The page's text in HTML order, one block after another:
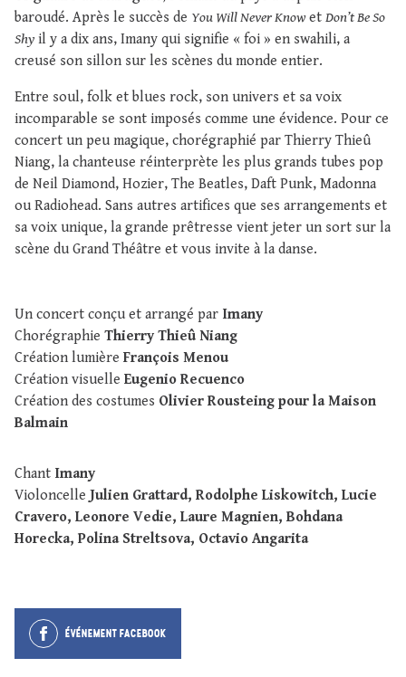
baroudé. Après le succès de You Will Never Knowet Don’t Be So
Shy il y a dix ans, Imany qui signifie « foi » en swahili, a
creusé son sillon sur les scènes du monde entier.
Entre soul, folk et blues rock, son univers et sa voix
incomparable se sont imposés comme une évidence. Pour ce
concert un peu magique, chorégraphié par Thierry Thieû
Niang, la chanteuse réinterprète les plus grands tubes pop
de Neil Diamond, Hozier, The Beatles, Daft Punk, Madonna
ou Radiohead. Sans autres artifices que ses arrangements et
sa voix unique, la grande prêtresse vient jeter un sort sur la
scène du Grand Théâtre et vous invite à la danse.
Un concert conçu et arrangé par Imany
Chorégraphie Thierry Thieû Niang
Création lumière François Menou
Création visuelle Eugenio Recuenco
Création des costumes Olivier Rousteing pour la Maison
Balmain
Chant Imany
Violoncelle Julien Grattard, Rodolphe Liskowitch, Lucie
Cravero, Leonore Vedie, Laure Magnien, Bohdana
Horecka, Polina Streltsova, Octavio Angarita
ÉVÉNEMENT FACEBOOK